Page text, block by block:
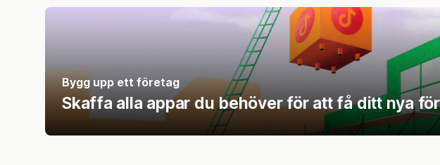
Bygg upp ett företag
Skaffa alla appar du behöver för att få ditt nya